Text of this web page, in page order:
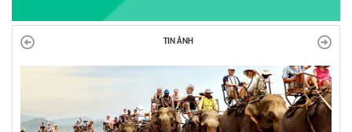
TIN ẢNH